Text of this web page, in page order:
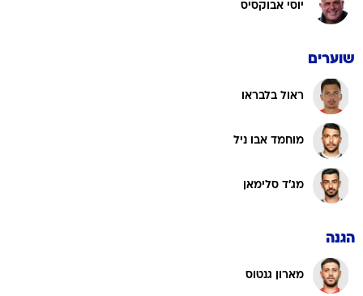
יוסי אבוקסיס
שוערים
ראול בלבראו
מוחמד אבו ניל
מג'ד סלימאן
הגנה
מארון גנטוס